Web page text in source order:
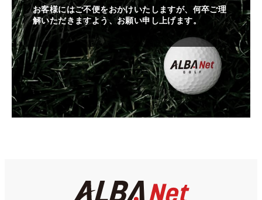
お客様にはご不便をおかけいたしますが、何卒ご理
解いただきますよう、お願い申し上げます。